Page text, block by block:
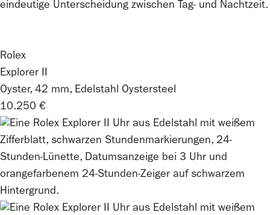
eindeutige Unterscheidung zwischen Tag- und Nachtzeit.
Rolex
Explorer II
Oyster, 42 mm, Edelstahl Oystersteel
10.250 €